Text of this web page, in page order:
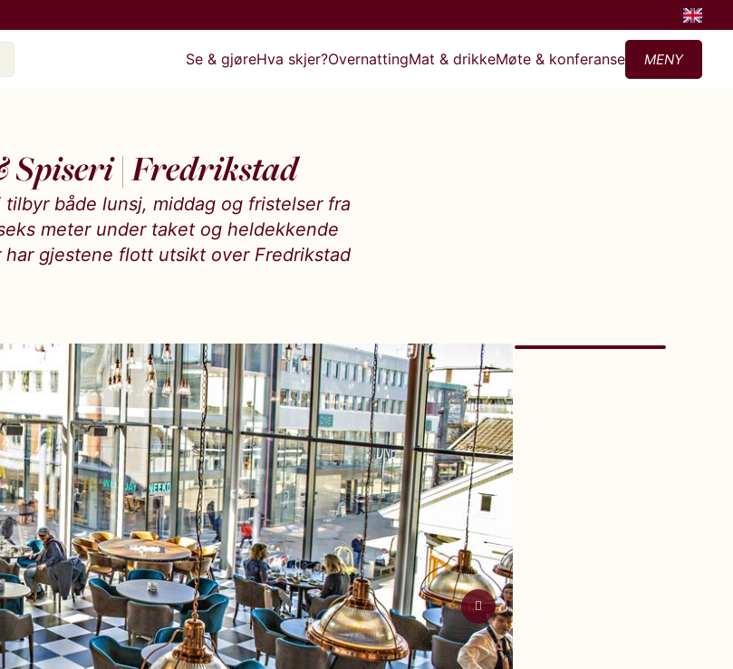
Se & gjøreHva skjer?OvernattingMat & drikkeMøte & konferanse MENY
| Fredrikstad
tilbyr både lunsj, middag og fristelser fra
meter under taket og heldekkende
har gjestene flott utsikt over Fredrikstad